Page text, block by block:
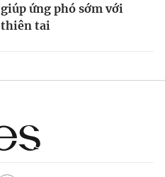
giúp ứng phó sớm với
thiên tai